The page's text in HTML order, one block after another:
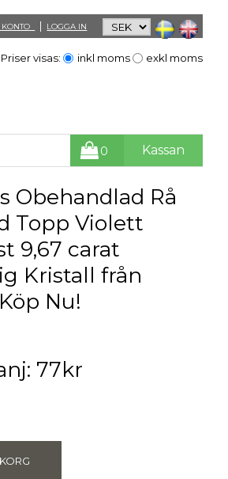
| LOGGA IN
Priser visas: inkl moms exkl moms
0 Kassan
Obehandlad Rå
Topp Violett
9,67 carat
Kristall från
Nu!
77kr